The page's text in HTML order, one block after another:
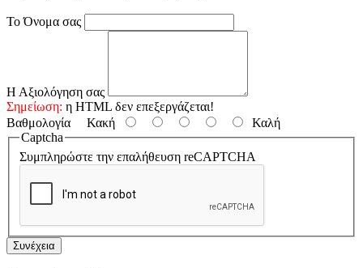
Το Όνομα σας
Η Αξιολόγηση σας
Σημείωση: η HTML δεν επεξεργάζεται!
Βαθμολογία Κακή
Καλή
Captcha
Συμπληρώστε την επαλήθευση reCAPTCHA
Συνέχεια